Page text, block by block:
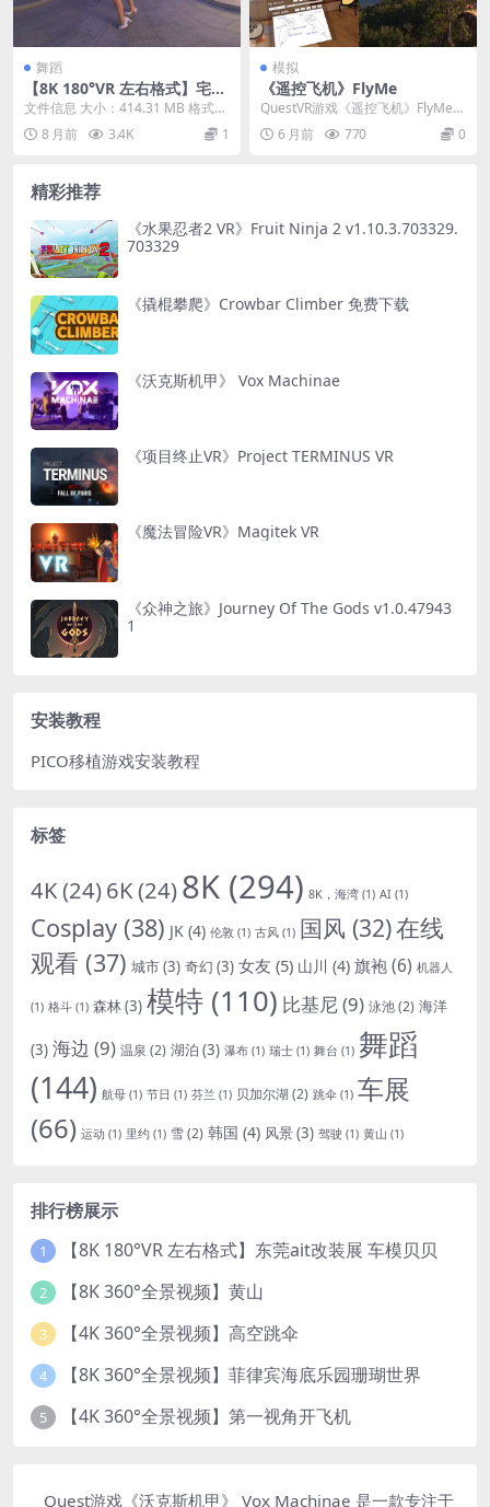
舞蹈
【8K 180°VR 左右格式】宅男
舞蹈-旗袍古装舞 中国风舞蹈
文件信息 大小：414.31 MB 格式：
mp4（180°3D左右格式） 时长：...
8 月前 3.4K 1
模拟
《遥控飞机》FlyMe
QuestVR游戏《遥控飞机》FlyMe
是一款典型的VR飞行模拟游戏。 沉
浸式...6 月前 770 0
精彩推荐
《水果忍者2 VR》Fruit Ninja 2 v1.10.3.703329.
703329
《撬棍攀爬》Crowbar Climber 免费下载
《沃克斯机甲》 Vox Machinae
《项目终止VR》Project TERMINUS VR
《魔法冒险VR》Magitek VR
《众神之旅》Journey Of The Gods v1.0.47943
1
安装教程
PICO移植游戏安装教程
标签
4K(24)6K(24)8K (294) 8K，海湾 (1) AI (1)
Cosplay (38) JK (4) 伦敦 (1) 古风 (1) 国风 (32)在线
观看 (37) 城市(3) 奇幻 (3) 女友 (5) 山川 (4) 旗袍(6) 机器人
(1) 格斗 (1) 森林(3) 模特 (110) 比基尼(9) 泳池(2) 海洋
(3) 海边 (9) 温泉 (2) 湖泊 (3) 瀑布 (1) 瑞士 (1) 舞台 (1) 舞蹈
(144) 航母 (1) 节日 (1) 芬兰 (1) 贝加尔湖 (2) 跳伞 (1) 车展
(66) 运动 (1) 里约 (1) 雪(2) 韩国 (4) 风景(3) 驾驶 (1) 黄山 (1)
排行榜展示
1 【8K 180°VR 左右格式】东莞ait改装展 车模贝贝
2 【8K 360°全景视频】黄山
3 【4K 360°全景视频】高空跳伞
4 【8K 360°全景视频】菲律宾海底乐园珊瑚世界
5 【4K 360°全景视频】第一视角开飞机
Quest游戏《沃克斯机甲》 Vox Machinae 是一款专注于